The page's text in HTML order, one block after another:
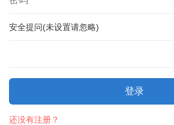
安全提问(未设置请忽略)
登录
还没有注册？